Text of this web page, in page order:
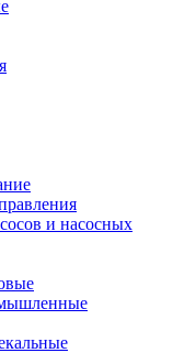
и насосных